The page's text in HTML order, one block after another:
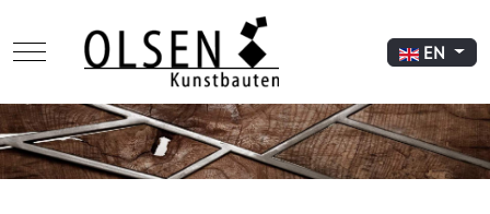
Mobile Menu Toggle Select your
EN